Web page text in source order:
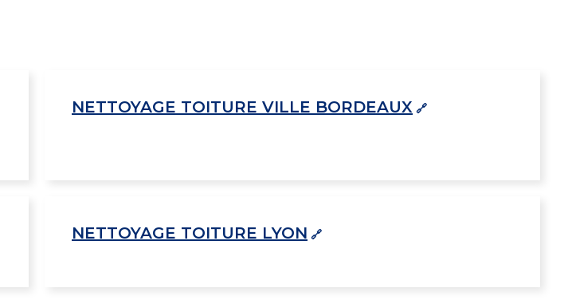
NETTOYAGE TOITURE VILLE BORDEAUX
NETTOYAGE TOITURE LYON